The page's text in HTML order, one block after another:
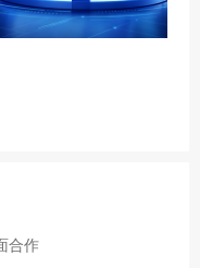
合作